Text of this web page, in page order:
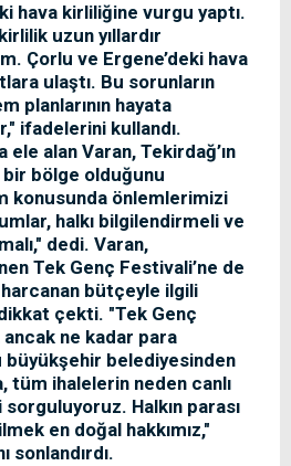
hava kirliliğine vurgu yaptı.
uzun yıllardır
Çorlu ve Ergene’deki hava
ulaştı. Bu sorunların
planlarının hayata
ifadelerini kullandı.
alan Varan, Tekirdağ’ın
bölge olduğunu
konusunda önlemlerimizi
halkı bilgilendirmeli ve
dedi. Varan,
Tek Genç Festivali’ne de
bütçeyle ilgili
çekti. "Tek Genç
ne kadar para
büyükşehir belediyesinden
tüm ihalelerin neden canlı
Halkın parası
en doğal hakkımız,"
sonlandırdı.